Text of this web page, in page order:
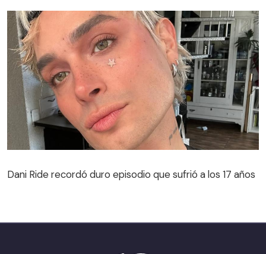
Dani Ride recordó duro episodio que sufrió a los 17 años